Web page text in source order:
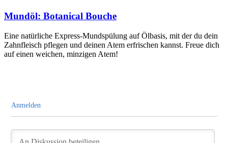
Mundöl: Botanical Bouche
Eine natürliche Express-Mundspülung auf Ölbasis, mit der du dein
Zahnfleisch pflegen und deinen Atem erfrischen kannst. Freue dich
auf einen weichen, minzigen Atem!
Anmelden